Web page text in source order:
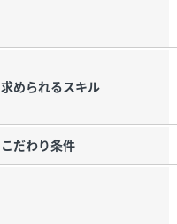
求められるスキル
こだわり条件